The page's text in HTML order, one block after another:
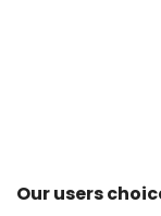
Our users